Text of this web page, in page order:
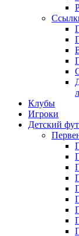
Клубы
Игроки
Детский